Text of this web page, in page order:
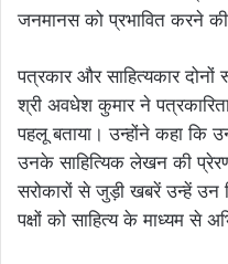
जनमानस को प्रभावित करने
पत्रकार और साहित्यकार
श्री अवधेश कुमार ने
पहलू बताया। उन्होंने कहा कि
उनके साहित्यिक लेखन की
सरोकारों से जुड़ी खबरें उन्हें उन
पक्षों को साहित्य के माध्यम से